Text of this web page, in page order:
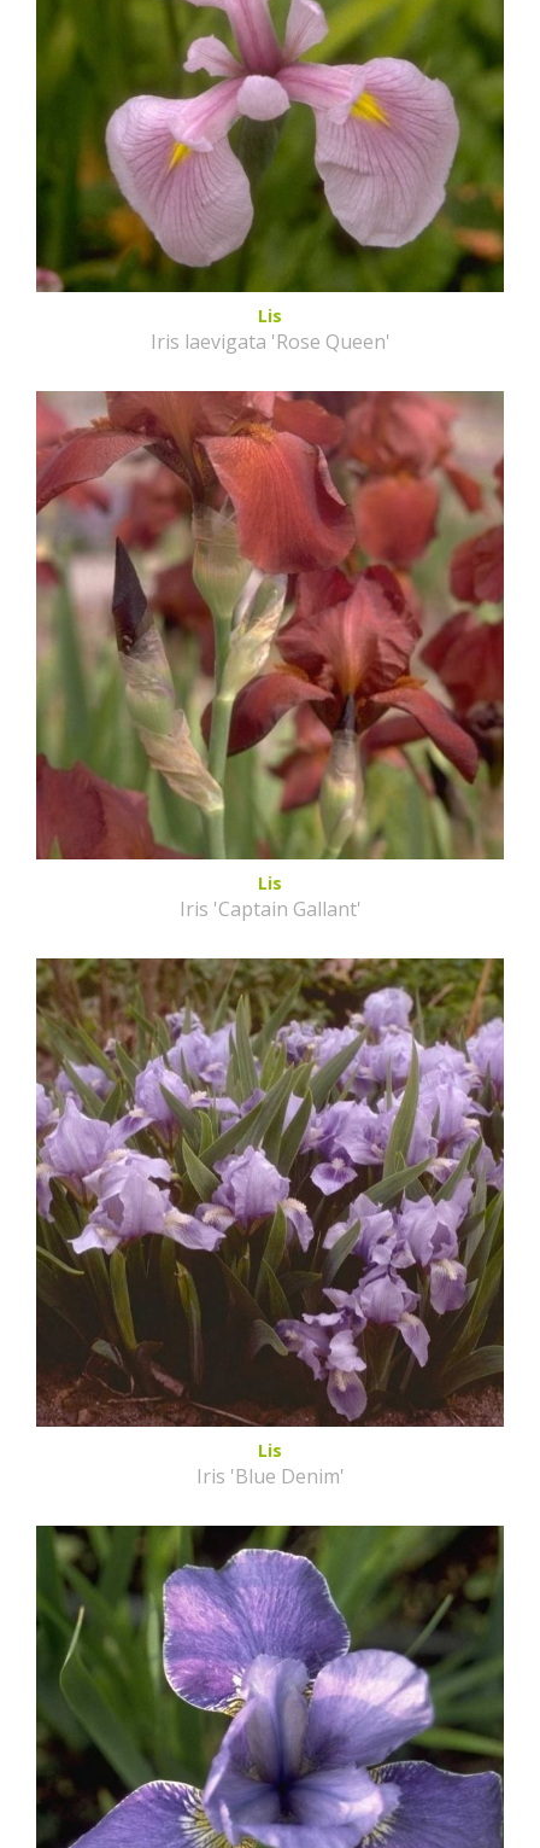
Lis
Iris laevigata 'Rose Queen'
Lis
Iris 'Captain Gallant'
Lis
Iris 'Blue Denim'